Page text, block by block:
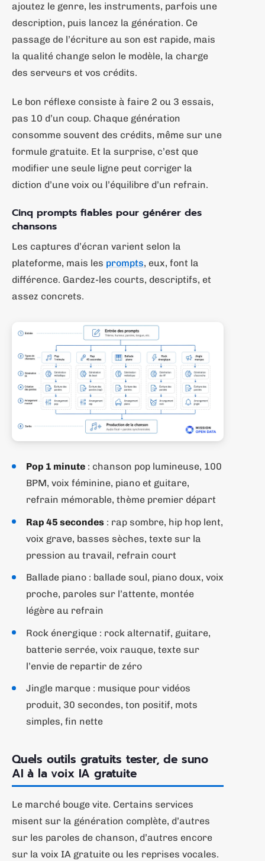
ajoutez le genre, les instruments, parfois une
description, puis lancez la génération. Ce
passage de l’écriture au son est rapide, mais
la qualité change selon le modèle, la charge
des serveurs et vos crédits.
Le bon réflexe consiste à faire 2 ou 3 essais,
pas 10 d’un coup. Chaque génération
consomme souvent des crédits, même sur une
formule gratuite. Et la surprise, c’est que
modifier une seule ligne peut corriger la
diction d’une voix ou l’équilibre d’un refrain.
Cinq prompts fiables pour générer des
chansons
Les captures d’écran varient selon la
plateforme, mais les prompts, eux, font la
différence. Gardez-les courts, descriptifs, et
assez concrets.
Pop 1 minute : chanson pop lumineuse, 100
BPM, voix féminine, piano et guitare,
refrain mémorable, thème premier départ
Rap 45 secondes : rap sombre, hip hop lent,
voix grave, basses sèches, texte sur la
pression au travail, refrain court
Ballade piano : ballade soul, piano doux, voix
proche, paroles sur l’attente, montée
légère au refrain
Rock énergique : rock alternatif, guitare,
batterie serrée, voix rauque, texte sur
l’envie de repartir de zéro
Jingle marque : musique pour vidéos
produit, 30 secondes, ton positif, mots
simples, fin nette
Quels outils gratuits tester, de suno
AI à la voix IA gratuite
Le marché bouge vite. Certains services
misent sur la génération complète, d’autres
sur les paroles de chanson, d’autres encore
sur la voix IA gratuite ou les reprises vocales.